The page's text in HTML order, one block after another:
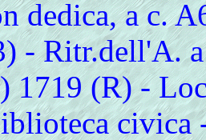
dedica, a c.
- Ritr.dell'A.
1719 (R) -
civica